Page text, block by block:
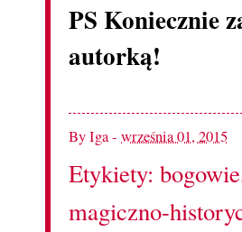
PS Koniecznie
autorką!
ByIga- września 01, 2015
Etykiety: bogowie
magiczno-